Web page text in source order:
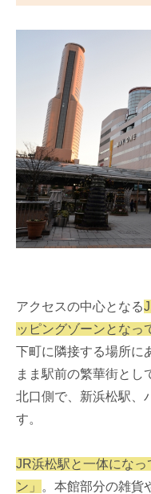
アクセスの中心となる
ッピングゾーンとなっ
下町に隣接する場所に
まま駅前の繁華街とし
北口側で、新浜松駅、
す。
JR浜松駅と一体にな
ン」
。本館部分の雑貨